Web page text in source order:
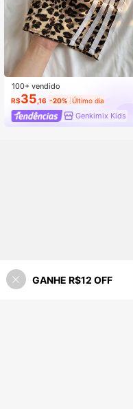
100+ vendido
R$35 ,16 -20% Último dia
Genkimix Kids
9% OFF!
GANHE R$12 OFF